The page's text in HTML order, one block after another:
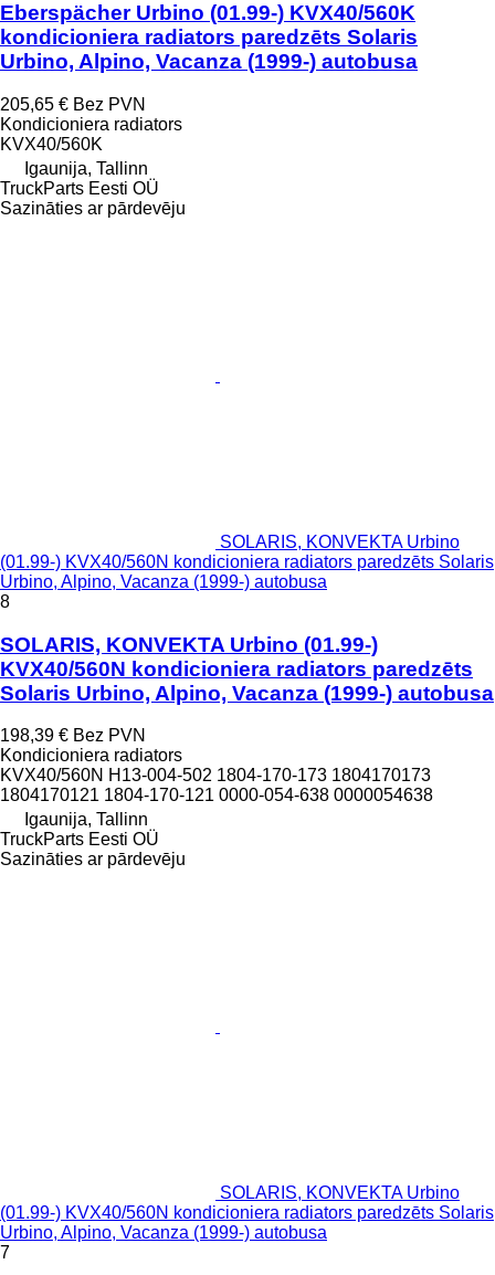
Eberspächer Urbino (01.99-) KVX40/560K
kondicioniera radiators paredzēts Solaris
Urbino, Alpino, Vacanza (1999-) autobusa
205,65 € Bez PVN
Kondicioniera radiators
KVX40/560K
Igaunija, Tallinn
TruckParts Eesti OÜ
Sazināties ar pārdevēju
SOLARIS, KONVEKTA Urbino
(01.99-) KVX40/560N kondicioniera radiators paredzēts Solaris
Urbino, Alpino, Vacanza (1999-) autobusa
8
SOLARIS, KONVEKTA Urbino (01.99-)
KVX40/560N kondicioniera radiators paredzēts
Solaris Urbino, Alpino, Vacanza (1999-) autobusa
198,39 € Bez PVN
Kondicioniera radiators
KVX40/560N H13-004-502 1804-170-173 1804170173
1804170121 1804-170-121 0000-054-638 0000054638
Igaunija, Tallinn
TruckParts Eesti OÜ
Sazināties ar pārdevēju
SOLARIS, KONVEKTA Urbino
(01.99-) KVX40/560N kondicioniera radiators paredzēts Solaris
Urbino, Alpino, Vacanza (1999-) autobusa
7